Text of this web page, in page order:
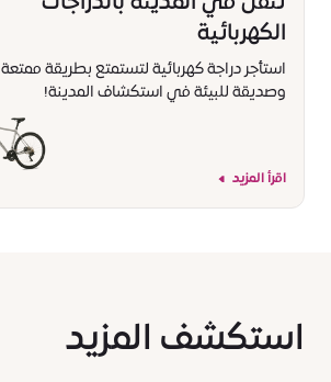
الكهربائية
استأجر دراجة كهربائية لتستمتع بطريقة ممتعة
وصديقة للبيئة في استكشاف المدينة!
اقرأ المزيد
استكشف المزيد